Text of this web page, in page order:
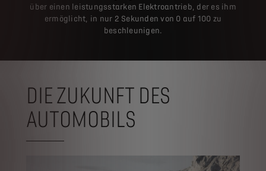
über einen leistungsstarken Elektroantrieb, der es ihm
ermöglicht, in nur 2 Sekunden von 0 auf 100 zu
beschleunigen.
DIE ZUKUNFT DES
AUTOMOBILS